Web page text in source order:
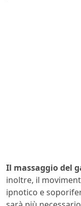
Il massaggio del
inoltre, il
ipnotico e